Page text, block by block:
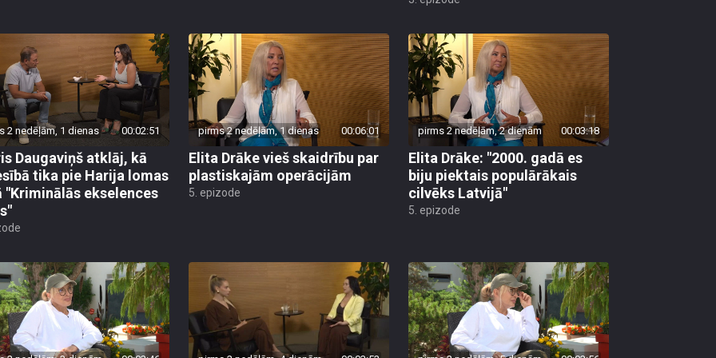
2 nedēļām, 1 dienas 00:02:51
Daugaviņš atklāj, kā
tika pie Harija lomas
"Kriminālās ekselences
pirms 2 nedēļām, 1 dienas 00:06:01
Elita Drāke vieš skaidrību par
plastiskajām operācijām
5. epizode
pirms 2 nedēļām, 2 dienām 00:03:18
Elita Drāke: "2000. gadā es
biju piektais populārākais
cilvēks Latvijā"
5. epizode